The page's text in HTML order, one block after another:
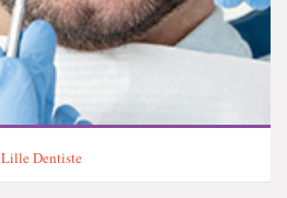
Lille Dentiste